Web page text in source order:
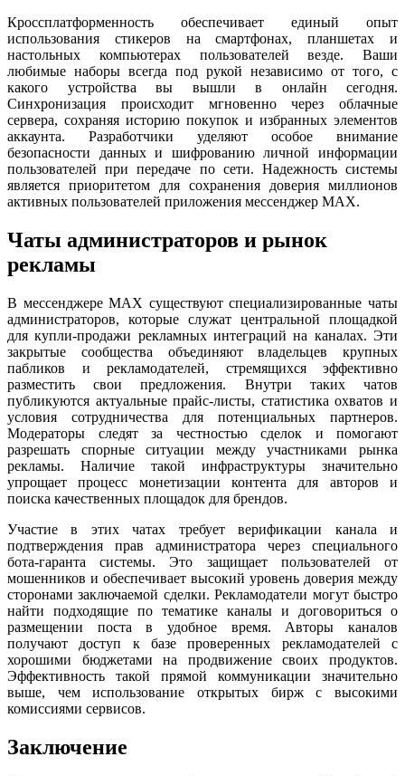
Кроссплатформенность обеспечивает единый опыт
использования стикеров на смартфонах, планшетах и
настольных компьютерах пользователей везде. Ваши
любимые наборы всегда под рукой независимо от того, с
какого устройства вы вышли в онлайн сегодня.
Синхронизация происходит мгновенно через облачные
сервера, сохраняя историю покупок и избранных элементов
аккаунта. Разработчики уделяют особое внимание
безопасности данных и шифрованию личной информации
пользователей при передаче по сети. Надежность системы
является приоритетом для сохранения доверия миллионов
активных пользователей приложения мессенджер MAX.
Чаты администраторов и рынок
рекламы
В мессенджере MAX существуют специализированные чаты
администраторов, которые служат центральной площадкой
для купли-продажи рекламных интеграций на каналах. Эти
закрытые сообщества объединяют владельцев крупных
пабликов и рекламодателей, стремящихся эффективно
разместить свои предложения. Внутри таких чатов
публикуются актуальные прайс-листы, статистика охватов и
условия сотрудничества для потенциальных партнеров.
Модераторы следят за честностью сделок и помогают
разрешать спорные ситуации между участниками рынка
рекламы. Наличие такой инфраструктуры значительно
упрощает процесс монетизации контента для авторов и
поиска качественных площадок для брендов.
Участие в этих чатах требует верификации канала и
подтверждения прав администратора через специального
бота-гаранта системы. Это защищает пользователей от
мошенников и обеспечивает высокий уровень доверия между
сторонами заключаемой сделки. Рекламодатели могут быстро
найти подходящие по тематике каналы и договориться о
размещении поста в удобное время. Авторы каналов
получают доступ к базе проверенных рекламодателей с
хорошими бюджетами на продвижение своих продуктов.
Эффективность такой прямой коммуникации значительно
выше, чем использование открытых бирж с высокими
комиссиями сервисов.
Заключение